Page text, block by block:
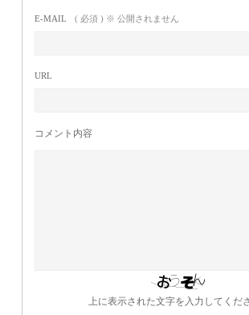
E-MAIL ( 必須 ) ※ 公開されません
URL
コメント内容
上に表示された文字を入力してくだ